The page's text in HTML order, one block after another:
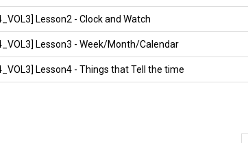
Lesson2 - Clock and Watch
Lesson3 - Week/Month/Calendar
Lesson4 - Things that Tell the time